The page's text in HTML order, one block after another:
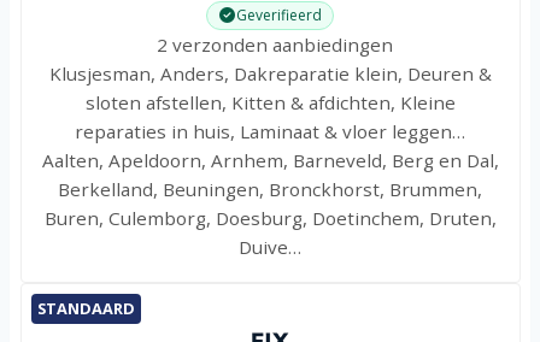
Geverifieerd
2 verzonden aanbiedingen
Klusjesman, Anders, Dakreparatie klein, Deuren &
sloten afstellen, Kitten & afdichten, Kleine
reparaties in huis, Laminaat & vloer leggen…
Aalten, Apeldoorn, Arnhem, Barneveld, Berg en Dal,
Berkelland, Beuningen, Bronckhorst, Brummen,
Buren, Culemborg, Doesburg, Doetinchem, Druten,
Duive…
STANDAARD